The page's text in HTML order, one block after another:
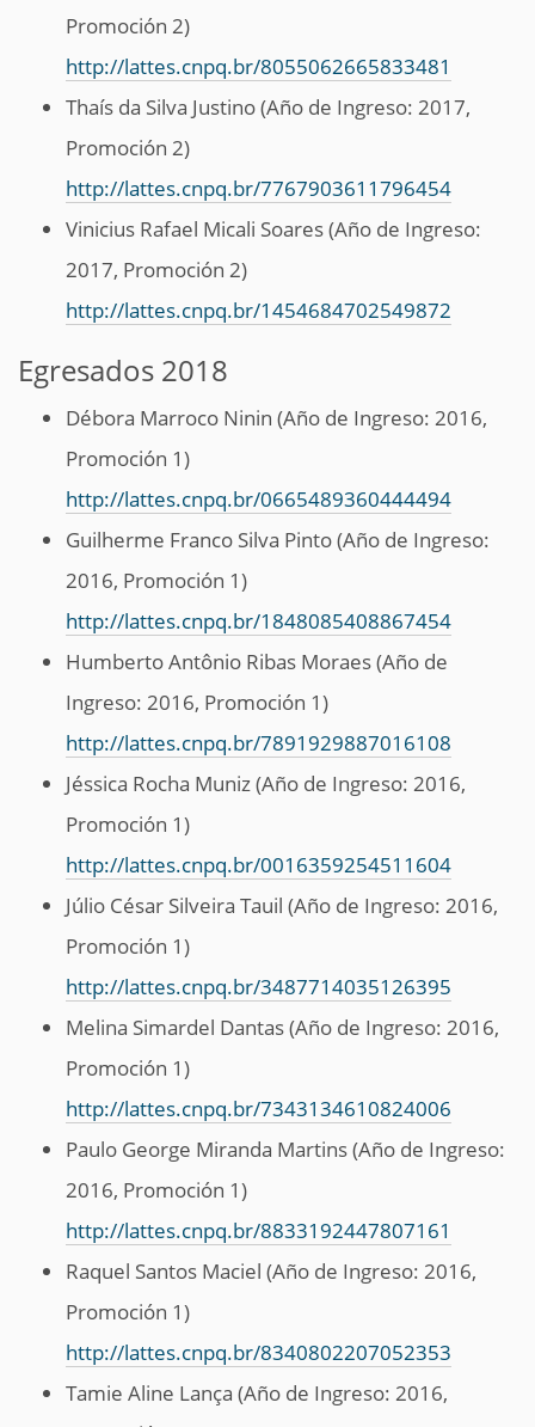
Promoción 2)
http://lattes.cnpq.br/8055062665833481
Thaís da Silva Justino (Año de Ingreso: 2017,
Promoción 2)
http://lattes.cnpq.br/7767903611796454
Vinicius Rafael Micali Soares (Año de Ingreso:
2017, Promoción 2)
http://lattes.cnpq.br/1454684702549872
Egresados 2018
Débora Marroco Ninin (Año de Ingreso: 2016,
Promoción 1)
http://lattes.cnpq.br/0665489360444494
Guilherme Franco Silva Pinto (Año de Ingreso:
2016, Promoción 1)
http://lattes.cnpq.br/1848085408867454
Humberto Antônio Ribas Moraes (Año de
Ingreso: 2016, Promoción 1)
http://lattes.cnpq.br/7891929887016108
Jéssica Rocha Muniz (Año de Ingreso: 2016,
Promoción 1)
http://lattes.cnpq.br/0016359254511604
Júlio César Silveira Tauil (Año de Ingreso: 2016,
Promoción 1)
http://lattes.cnpq.br/3487714035126395
Melina Simardel Dantas (Año de Ingreso: 2016,
Promoción 1)
http://lattes.cnpq.br/7343134610824006
Paulo George Miranda Martins (Año de Ingreso:
2016, Promoción 1)
http://lattes.cnpq.br/8833192447807161
Raquel Santos Maciel (Año de Ingreso: 2016,
Promoción 1)
http://lattes.cnpq.br/8340802207052353
Tamie Aline Lança (Año de Ingreso: 2016,